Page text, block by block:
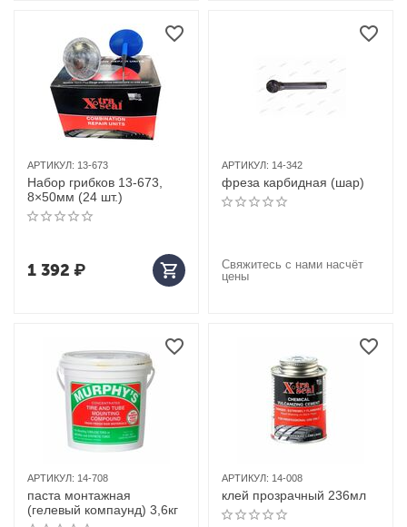
АРТИКУЛ: 13-673
Набор грибков 13-673,
8×50мм (24 шт.)
1 392 ₽
АРТИКУЛ: 14-342
фреза карбидная (шар)
Свяжитесь с нами насчёт
цены
АРТИКУЛ: 14-708
паста монтажная
(гелевый компаунд) 3,6кг
АРТИКУЛ: 14-008
клей прозрачный 236мл